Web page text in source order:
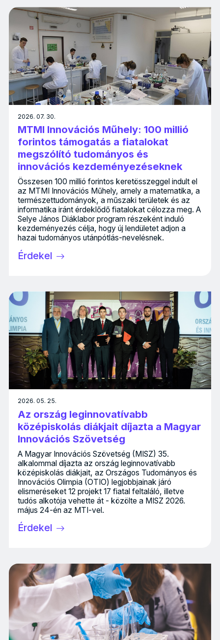
2026. 07. 30.
MTMI Innovációs Műhely: 100 millió
forintos támogatás a fiatalokat
megszólító tudományos és
innovációs kezdeményezéseknek
Összesen 100 millió forintos keretösszeggel indult el
az MTMI Innovációs Műhely, amely a matematika, a
természettudományok, a műszaki területek és az
informatika iránt érdeklődő fiatalokat célozza meg. A
Selye János Diáklabor program részeként induló
kezdeményezés célja, hogy új lendületet adjon a
hazai tudományos utánpótlás-nevelésnek.
Érdekel
2026. 05. 25.
Az ország leginnovatívabb
középiskolás diákjait díjazta a Magyar
Innovációs Szövetség
A Magyar Innovációs Szövetség (MISZ) 35.
alkalommal díjazta az ország leginnovatívabb
középiskolás diákjait, az Országos Tudományos és
Innovációs Olimpia (OTIO) legjobbjainak járó
elismeréseket 12 projekt 17 fiatal feltaláló, illetve
tudós alkotója vehette át - közölte a MISZ 2026.
május 24-én az MTI-vel.
Érdekel